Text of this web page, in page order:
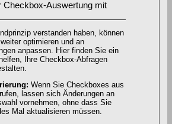
Checkbox-Auswertung mit
verstanden haben, können
optimieren und an
anpassen. Hier finden Sie ein
Ihre Checkbox-Abfragen
Wenn Sie Checkboxes aus
lassen sich Änderungen an
vornehmen, ohne dass Sie
Mal aktualisieren müssen.